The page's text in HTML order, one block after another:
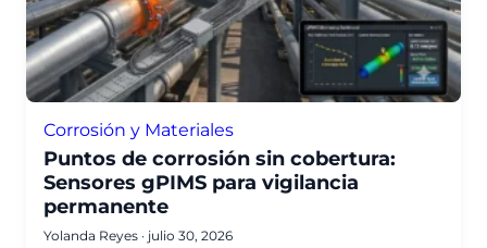
Corrosión y Materiales
Puntos de corrosión sin cobertura:
Sensores gPIMS para vigilancia
permanente
Yolanda Reyes · julio 30, 2026